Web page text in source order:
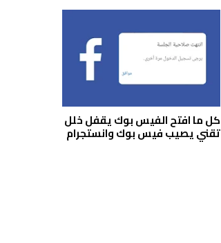
كل ما افتح الفيس بوك يقفل خلل
تقني يصيب فيس بوك وانستجرام